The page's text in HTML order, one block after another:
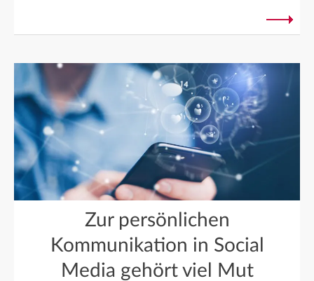
Zur persönlichen
Kommunikation in Social
Media gehört viel Mut